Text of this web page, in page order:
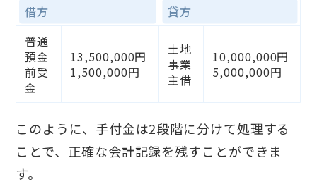
借方
貸方
普通
預金
前受
金
13,500,000円
1,500,000円
土地
事業
主借
10,000,000円
5,000,000円
このように、手付金は2段階に分けて処理する
ことで、正確な会計記録を残すことができま
す。